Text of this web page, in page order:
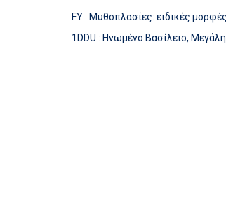
FY : Μυθοπλασίες: ειδικές μορφές
1DDU : Ηνωμένο Βασίλειο,